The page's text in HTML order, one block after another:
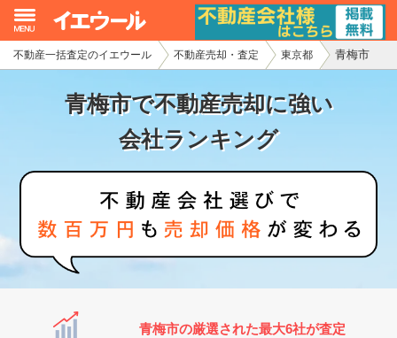
不動産一括査定のイエウール 不動産売却・査定 東京都 青梅市
青梅市で不動産売却に強い
会社ランキング
青梅市の厳選された最大6社が査定
イエウール加盟希望の不動産会社様
初めての方へ
不動産の売却・一括査定
家査定シミュレーター
お問い合わせ